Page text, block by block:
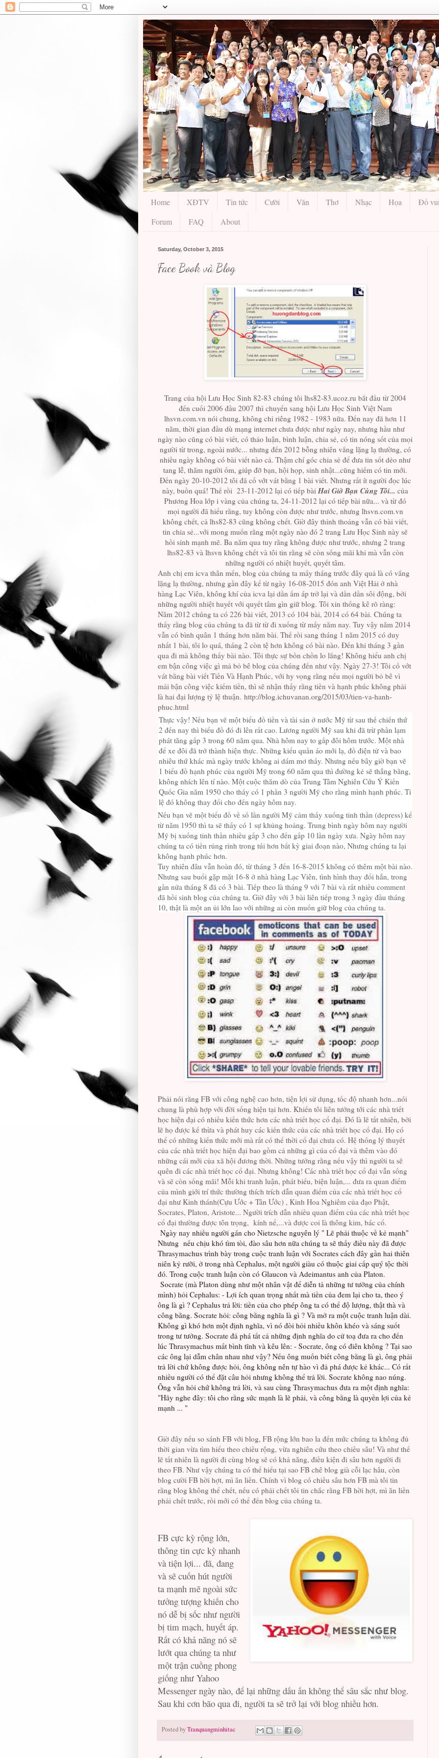
Home XĐTV Tin tức Cười Văn Thơ Nhạc Họa Đố vui
Forum
FAQ About
Saturday, October 3, 2015
Face Book và Blog
Trang của hội Lưu Học Sinh 82-83 chúng tôi lhs82-83.ucoz.ru bắt đầu từ 2004
đến cuối 2006 đầu 2007 thì chuyển sang hội Lưu Học Sinh Việt Nam
lhsvn.com.vn nói chung, không chỉ riêng 1982 - 1983 nữa. Đến nay đã hơn 11
năm, thời gian đầu dù mạng internet chưa được như ngày nay, nhưng hầu như
ngày nào cũng có bài viết, có thảo luận, bình luận, chia sẻ, có tin nóng sốt của mọi
người từ trong, ngoài nước... nhưng đến 2012 bỗng nhiên vắng lặng lạ thường, có
nhiều ngày không có bài viết nào cả. Thậm chí góc chia sẻ để đưa tin sốt dẻo như
tang lễ, thăm người ốm, giúp đỡ bạn, hội họp, sinh nhật...cũng hiếm có tin mới.
Đến ngày 20-10-2012 tôi đã cố vớt vát bằng 1 bài viết. Nhưng rất ít người đọc lúc
này, buồn quá! Thế rồi 23-11-2012 lại có tiếp bàiHai Giờ Bạn Cùng Tôi... của
Phương Hoa lớp i vàng của chúng ta, 24-11-2012 lại có tiếp bài nữa... và từ đó
mọi người đã hiểu rằng, tuy không còn được như trước, nhưng lhsvn.com.vn
không chết, cả lhs82-83 cũng không chết. Giờ đây thỉnh thoảng vẫn có bài viết,
tin chia sẻ...với mong muốn rằng một ngày nào đó 2 trang Lưu Học Sinh này sẽ
hồi sinh mạnh mẽ. Ba năm qua tuy rằng không được như trước, nhưng 2 trang
lhs82-83 và lhsvn không chết và tôi tin rằng sẽ còn sống mãi khi mà vẫn còn
những người có nhiệt huyết, quyết tâm.
Anh chị em icva thân mến, blog của chúng ta mấy tháng trước đây quả là có vắng
lặng lạ thường, nhưng gần đây kể từ ngày 16-08-2015 đón anh Việt Hải ở nhà
hàng Lạc Viên, không khí của icva lại dần ấm áp trở lại và dần dần sôi động, bởi
những người nhiệt huyết với quyết tâm gìn giữ blog. Tôi xin thống kê rõ ràng:
Năm 2012 chúng ta có 226 bài viết, 2013 có 104 bài, 2014 có 64 bài. Chúng ta
thấy rằng blog của chúng ta đã từ từ đi xuống từ mấy năm nay. Tuy vậy năm 2014
vẫn có bình quân 1 tháng hơn năm bài. Thế rồi sang tháng 1 năm 2015 có duy
nhất 1 bài, tôi lo quá, tháng 2 còn tệ hơn không có bài nào. Đến khi tháng 3 gần
qua đi mà không thấy bài nào. Tôi thực sự bồn chồn lo lắng! Không hiểu anh chị
em bận công việc gì mả bỏ bê blog của chúng đến như vậy. Ngày 27-3! Tôi cố vớt
vát bằng bài viết Tiền Và Hạnh Phúc, với hy vọng rằng nếu mọi người bỏ bê vì
mải bận công việc kiếm tiền, thì sẽ nhận thấy rằng tiền và hạnh phúc không phải
là hai đại lượng tỷ lệ thuận. http://blog.ichuvanan.org/2015/03/tien-va-hanh-
phuc.html
Thực vậy! Nếu bạn vẽ một biểu đồ tiền và tài sản ở nước Mỹ từ sau thế chiến thứ
2 đến nay thì biểu đồ đó đi lên rất cao. Lương người Mỹ sau khi đã trừ phần lạm
phát tăng gấp 3 trong 60 năm qua. Nhà hôm nay to gấp đôi hôm trước. Một nhà
để xe đôi đã trở thành hiện thực. Những kiểu quần áo mới lạ, đồ điện tử và bao
nhiêu thứ khác mà ngày trước không ai dám mơ thấy. Nhưng nếu bây giờ bạn vẽ
1 biểu đồ hạnh phúc của người Mỹ trong 60 năm qua thì đường kẻ sẽ thẳng bằng,
không nhích lên tí nào. Một cuộc thăm dò của Trung Tâm Nghiên Cứu Ý Kiến
Quốc Gia năm 1950 cho thấy có 1 phần 3 người Mỹ cho rằng mình hạnh phúc. Tỉ
lệ đó không thay đổi cho đến ngày hôm nay.
Nếu bạn vẽ một biểu đồ về số lần người Mỹ cảm thấy xuống tinh thần (depress) kể
từ năm 1950 thì ta sẽ thấy có 1 sự khủng hoảng. Trung bình ngày hôm nay người
Mỹ bị xuống tinh thần nhiều gấp 3 cho đến gấp 10 lần ngày xưa. Ngày hôm nay
chúng ta có tiền rủng rỉnh trong túi hơn bất kỳ giai đoạn nào, Nhưng chúng ta lại
không hạnh phúc hơn.
Tuy nhiên đâu vẫn hoàn đó, từ tháng 3 đến 16-8-2015 không có thêm một bài nào.
Nhưng sau buổi gặp mặt 16-8 ở nhà hàng Lạc Viên, tình hình thay đổi hẳn, trong
gần nửa tháng 8 đã có 3 bài. Tiếp theo là tháng 9 với 7 bài và rất nhiều comment
đã hồi sinh blog của chúng ta. Giờ đây với 3 bài liên tiếp trong 3 ngày đầu tháng
10, thật là một an ủi lớn lao với những ai còn muốn giữ blog của chúng ta.
Phải nói rằng FB với công nghệ cao hơn, tiện lợi sử dụng, tốc độ nhanh hơn...nói
chung là phù hợp với đời sống hiện tại hơn. Khiến tôi liên tưởng tới các nhà triết
học hiện đại có nhiều kiến thức hơn các nhà triết học cổ đại. Đó là lẽ tất nhiên, bởi
lẽ họ được kế thừa và phát huy các kiến thức của các nhà triết học cổ đại. Họ có
thể có những kiến thức mới mà rất có thể thời cổ đại chưa có. Hệ thống lý thuyết
của các nhà triết học hiện đại bao gồm cả những gì của cổ đại và thêm vào đó
những cái mới của xã hội đương thời. Những tưởng rằng nếu vậy thì người ta sẽ
quên đi các nhà triết học cổ đại. Nhưng không! Các nhà triết học cổ đại vẫn sống
và sẽ còn sống mãi! Mỗi khi tranh luận, phát biểu, biện luận,... đưa ra quan điểm
của mình giới trí thức thường thích trích dẫn quan điểm của các nhà triết học cổ
đại như Kinh thánh(Cựu Ước + Tân Ước) , Kinh Hoa Nghiêm của đạo Phật,
Socrates, Platon, Aristote... Người trích dẫn nhiều quan điểm của các nhà triết học
cổ đại thường được tôn trọng, kính nể,...và được coi là thông kim, bác cổ.
Ngày nay nhiều người gán cho Nietzsche nguyên lý " Lẽ phải thuộc về kẻ mạnh"
Nhưng nếu chịu khó tìm tòi, đào sâu hơn nữa chúng ta sẽ thấy điều này đã được
Thrasymachus trình bày trong cuộc tranh luận với Socrates cách đây gần hai thiên
niên kỷ rưỡi, ở trong nhà Cephalus, một người giàu có thuộc giai cấp quý tộc thời
đó. Trong cuộc tranh luận còn có Glaucon và Adeimantus anh của Platon.
Socrate (mà Platon dùng như một nhân vật để diễn tả những tư tưởng của chính
mình) hỏi Cephalus: - Lợi ích quan trọng nhất mà tiền của đem lại cho ta, theo ý
ông là gì ? Cephalus trả lời: tiền của cho phép ông ta có thể độ lượng, thật thà và
công bằng. Socrate hỏi: công bằng nghĩa là gì ? Và mở ra một cuộc tranh luận dài.
Không gì khó hơn một định nghĩa, vì nó đòi hỏi nhiều khôn khéo và sáng suốt
trong tư tưởng. Socrate đả phá tất cả những định nghĩa do cử toạ đưa ra cho đến
lúc Thrasymachus mất bình tĩnh và kêu lên: - Socrate, ông có điên không ? Tại sao
các ông lại dẫm chân nhau như vậy? Nếu ông muốn biết công bằng là gì, ông phải
trả lời chứ không được hỏi, ông không nên tự hào vì đả phá được kẻ khác... Có rất
nhiều người có thể đặt câu hỏi nhưng không thể trả lời. Socrate không nao núng.
Ông vẫn hỏi chứ không trả lời, và sau cùng Thrasymachus đưa ra một định nghĩa:
"Hãy nghe đây: tôi cho rằng sức mạnh là lẽ phải, và công bằng là quyền lợi của kẻ
mạnh ... "
Giờ đây nếu so sánh FB với blog, FB rộng lớn bao la đến mức chúng ta không đủ
thời gian vừa tìm hiểu theo chiều rộng, vừa nghiên cứu theo chiều sâu! Và như thế
lẽ tất nhiên là người đi cùng blog sẽ có khả năng, điều kiện đi sâu hơn người đi
theo FB. Như vậy chúng ta có thể hiểu tại sao FB chê blog già cỗi lạc hâu, còn
blog cười FB hời hợt, mì ăn liền. Chính vì blog có chiều sâu hơn FB mà tôi tin
rằng blog không thể chết, nếu có phải chết tôi tin chắc rằng FB hời hợt, mì ăn liền
phải chết trước, rồi mới có thể đến blog của chúng ta.
FB cực kỳ rộng lớn,
thông tin cực kỳ nhanh
và tiện lợi... đã, đang
và sẽ cuốn hút người
ta mạnh mẽ ngoài sức
tưởng tượng khiến cho
nó dễ bị sốc như người
bị tim mạch, huyết áp.
Rất có khả năng nó sẽ
lướt qua chúng ta như
một trận cuồng phong
giống như Yahoo
Messenger ngày nào, để lại những dấu ấn không thể sâu sắc như blog.
Sau khi cơn bão qua đi, người ta sẽ trở lại với blog nhiều hơn.
Posted byTranquangminhitac